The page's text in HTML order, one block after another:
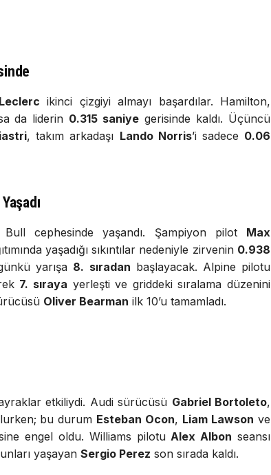
ikinci çizgiyi almayı başardılar. Hamilton,
da liderin 0.315 saniye gerisinde kaldı. Üçüncü
, takım arkadaşı Lando Norris’i sadece 0.06
cephesinde yaşandı. Şampiyon pilot Max
yaşadığı sıkıntılar nedeniyle zirvenin 0.938
yarışa 8. sıradan başlayacak. Alpine pilotu
7. sıraya yerleşti ve griddeki sıralama düzenini
Oliver Bearman ilk 10’u tamamladı.
etkiliydi. Audi sürücüsü Gabriel Bortoleto,
bu durum Esteban Ocon, Liam Lawson ve
engel oldu. Williams pilotuAlex Albon seansı
yaşayan Sergio Perez son sırada kaldı.